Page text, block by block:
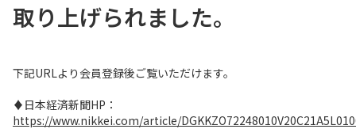
取り上げられました。
下記URLより会員登録後ご覧いただけます。
♦日本経済新聞HP：
https://www.nikkei.com/article/